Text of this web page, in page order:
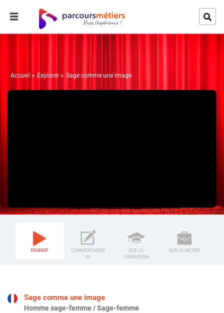
Accueil Explorer Sage comme une image
EN BREF
COMMENTAIRES
(0)
SUR LA
FORMATION
SUR LE MÉTIER
Sage comme une image
Homme sage-femme / Sage-femme